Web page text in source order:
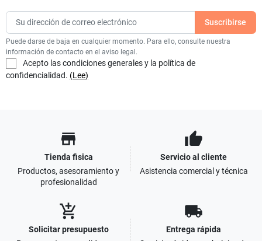
Puede darse de baja en cualquier momento. Para ello, consulte nuestra
información de contacto en el aviso legal.
Acepto las condiciones generales y la política de
confidencialidad. (Lee)
store
Tienda fisica
Productos, asesoramiento y
profesionalidad
thumb_up
Servicio al cliente
Asistencia comercial y técnica
add_shopping_cart
Solicitar presupuesto
local_shipping
Entrega rápida